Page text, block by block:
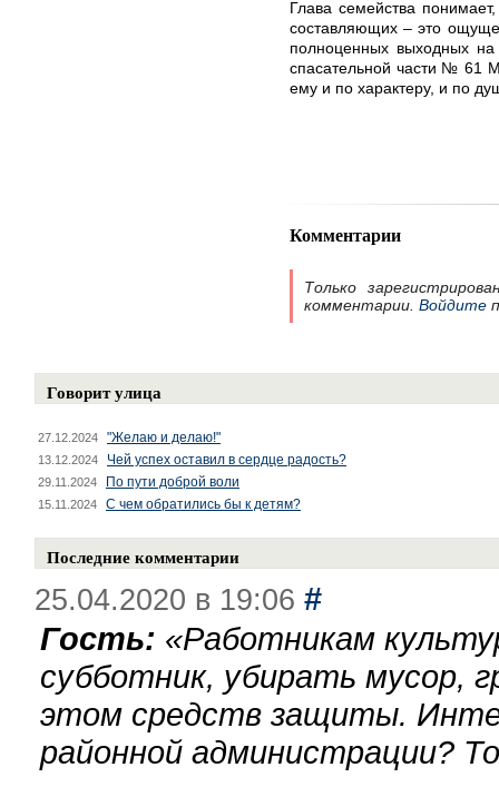
Глава семейства
составляющих – это
полноценных выходных
спасательной части № 61
ему и по характеру, и по
Комментарии
Только
комментарии. Войдите
Говорит улица
27.12.2024 "Желаю и делаю!"
13.12.2024 Чей успех оставил в сердце радость?
29.11.2024 По пути доброй воли
15.11.2024 С чем обратились бы к детям?
Последние комментарии
25.04.2020 в 19:06 #
Гость: «Работникам
субботник, убирать мусор,
этом средств защиты.
районной администрации?